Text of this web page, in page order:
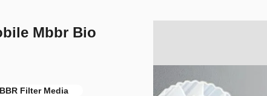
Mbbr Bio
Filter Media